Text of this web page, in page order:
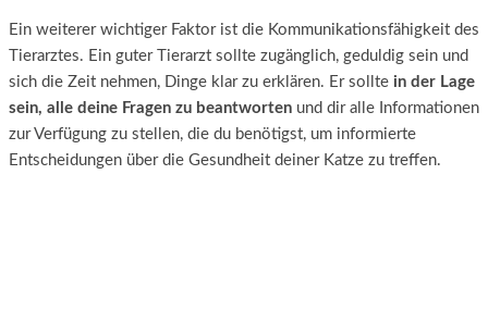
Ein weiterer wichtiger Faktor ist die Kommunikationsfähigkeit des
Tierarztes. Ein guter Tierarzt sollte zugänglich, geduldig sein und
sich die Zeit nehmen, Dinge klar zu erklären. Er sollte in der Lage
sein, alle deine Fragen zu beantworten und dir alle Informationen
zur Verfügung zu stellen, die du benötigst, um informierte
Entscheidungen über die Gesundheit deiner Katze zu treffen.